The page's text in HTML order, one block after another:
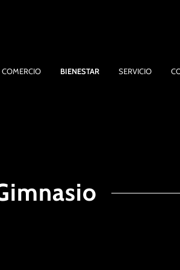
COMERCIO BIENESTAR SERVICIO